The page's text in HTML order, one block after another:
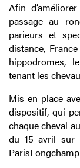
Afin
passage au
parieurs et
distance,
hippodromes,
tenant les
Mis en place
dispositif, qui
chaque cheval
du 15 avril sur